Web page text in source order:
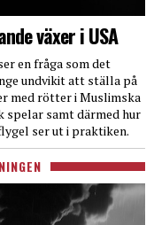
växer i USA
en fråga som det
undvikit att ställa på
med rötter i Muslimska
spelar samt därmed hur
ser ut i praktiken.